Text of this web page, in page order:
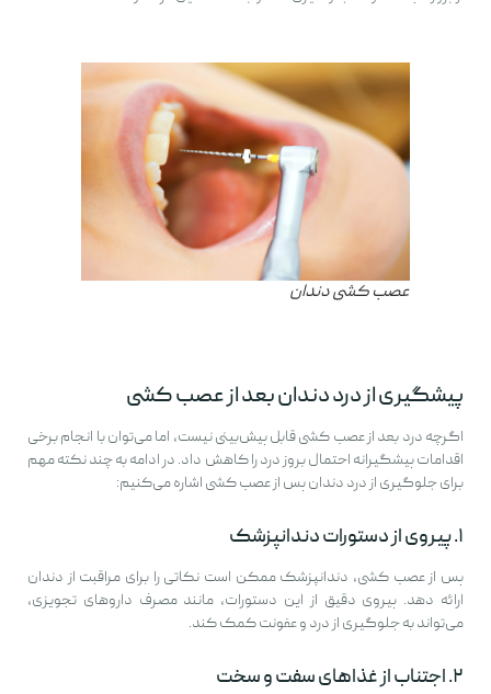
عصب کشی دندان
پیشگیری از درد دندان بعد از عصب کشی
اگرچه درد بعد از عصب کشی قابل پیش‌بینی نیست، اما می‌توان با انجام برخی
اقدامات پیشگیرانه احتمال بروز درد را کاهش داد. در ادامه به چند نکته مهم
برای جلوگیری از درد دندان پس از عصب کشی اشاره می‌کنیم:
۱. پیروی از دستورات دندانپزشک
پس از عصب کشی، دندانپزشک ممکن است نکاتی را برای مراقبت از دندان
ارائه دهد. پیروی دقیق از این دستورات، مانند مصرف داروهای تجویزی،
می‌تواند به جلوگیری از درد و عفونت کمک کند.
۲. اجتناب از غذاهای سفت و سخت